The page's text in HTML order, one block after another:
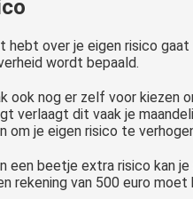
hebt over je eigen risico
wordt bepaald.
ook nog er zelf voor kiezen
verlaagt dit vaak je
om je eigen risico te
een beetje extra risico kan
rekening van 500 euro